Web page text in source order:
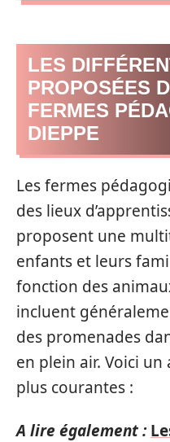
LES
PROPOSÉES
FERMES
DIEPPE
Les fermes
des lieux
proposent une
enfants et leurs
fonction des
incluent
des promenades
en plein air. Voici
plus courantes :
A lire également :